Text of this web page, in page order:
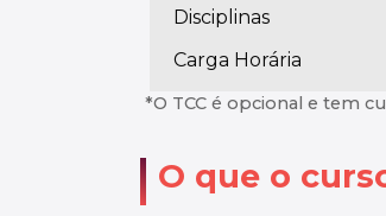
Disciplinas
Carga Horária
*O TCC é opcional e tem
O que o